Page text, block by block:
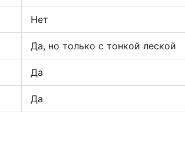
Нет
Да, но только с тонкой леской
Да
Да